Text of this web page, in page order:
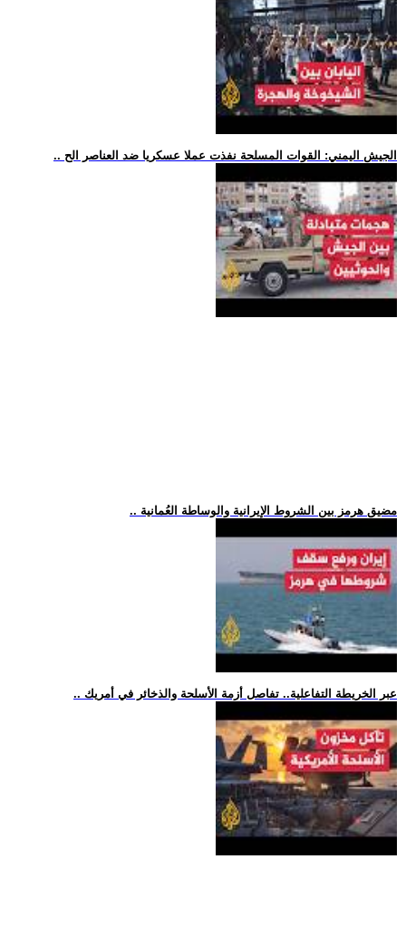
.. الجيش اليمني: القوات المسلحة نفذت عملا عسكريا ضد العناصر الح
.. مضيق هرمز بين الشروط الإيرانية والوساطة العُمانية
.. عبر الخريطة التفاعلية.. تفاصل أزمة الأسلحة والذخائر في أمريك